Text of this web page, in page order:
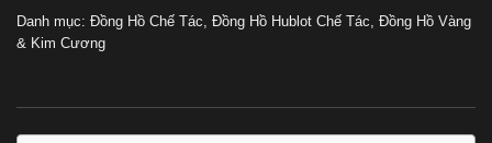
Danh mục: Đồng Hồ Chế Tác, Đồng Hồ Hublot Chế Tác, Đồng Hồ Vàng
& Kim Cương